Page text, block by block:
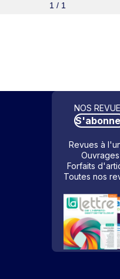
1 / 1
NOS
Revues à
Ouvrages
Forfaits
Toutes nos